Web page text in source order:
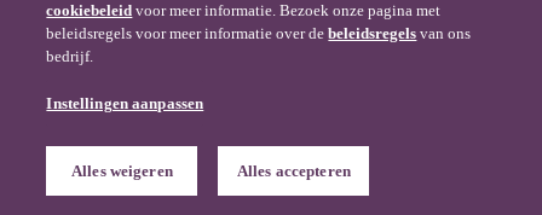
cookiebeleid voor meer informatie. Bezoek onze pagina met
beleidsregels voor meer informatie over debeleidsregels van ons
bedrijf.
Instellingen aanpassen
Alles weigeren Alles accepteren